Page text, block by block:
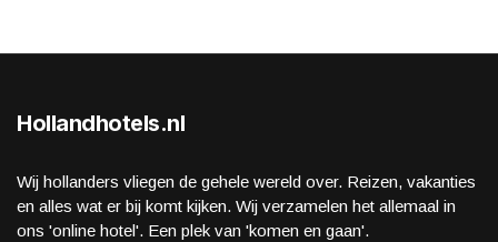
Hollandhotels.nl
Wij hollanders vliegen de gehele wereld over. Reizen, vakanties
en alles wat er bij komt kijken. Wij verzamelen het allemaal in
ons 'online hotel'. Een plek van 'komen en gaan'.